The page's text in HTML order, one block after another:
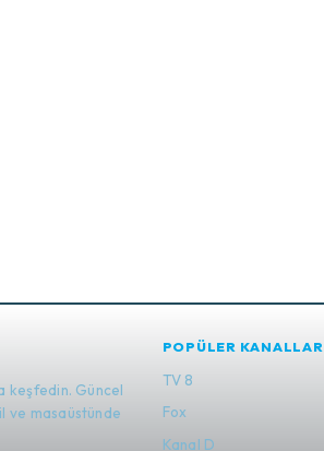
keşfedin. Güncel
ve masaüstünde
POPÜLER KANALLAR
TV 8
Fox
Kanal D